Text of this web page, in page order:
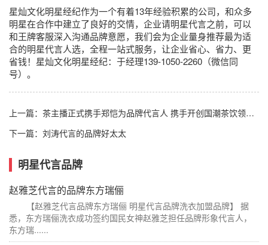
星灿文化明星经纪作为一个有着13年经验积累的公司，和众多
明星在合作中建立了良好的交情，企业请明星代言之前，可以
和王牌客服深入沟通品牌意愿，我们会为企业量身推荐最为适
合的明星代言人选，全程一站式服务，让企业省心、省力、更
省钱！星灿文化明星经纪：于经理139-1050-2260（微信同
号）。
上一篇： 茶主播正式携手郑恺为品牌代言人 携手开创国潮茶饮领跑时刻!
下一篇： 刘涛代言的品牌好太太
明星代言品牌
赵雅芝代言的品牌东方瑞俪
【赵雅芝代言品牌东方瑞俪 明星代言品牌洗衣加盟品牌】 据
悉，东方瑞俪洗衣成功签约国民女神赵雅芝担任品牌形象代言人，
东方瑞......